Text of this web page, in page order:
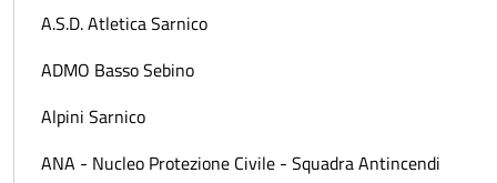
A.S.D. Atletica Sarnico
ADMO Basso Sebino
Alpini Sarnico
ANA - Nucleo Protezione Civile - Squadra Antincendi